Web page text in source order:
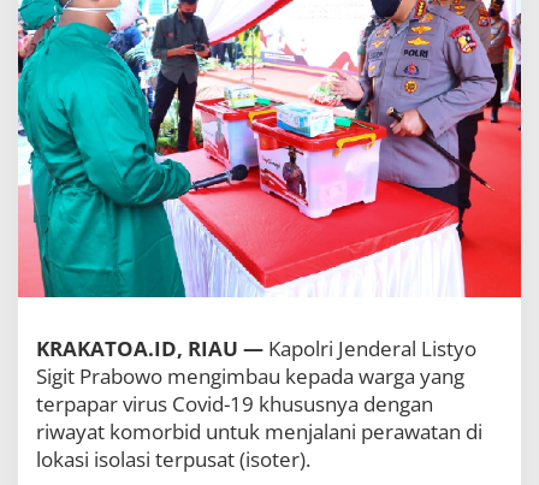
a
w
a
t
d
i
I
s
t
e
r
,
a
o
l
r
i
:
KRAKATOA.ID, RIAU — Kapolri Jenderal Listyo
Sigit Prabowo mengimbau kepada warga yang
terpapar virus Covid-19 khususnya dengan
riwayat komorbid untuk menjalani perawatan di
lokasi isolasi terpusat (isoter).